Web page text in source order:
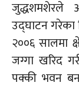
जुद्धशमशेरले
उद्घाटन
२००६ सालमा
जग्गा खरिद
पक्की भवन